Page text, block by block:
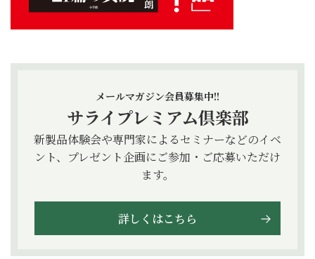
メールマガジン会員募集中!!
サライプレミアム倶楽部
新製品体験会や専門家によるセミナーなどのイベ
ント、プレゼント企画にご参加・ご応募いただけ
ます。
詳しくはこちら